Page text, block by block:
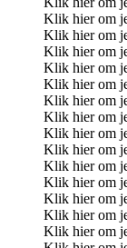
Klik hier om
Klik hier om
Klik hier om
Klik hier om
Klik hier om
Klik hier om
Klik hier om
Klik hier om
Klik hier om
Klik hier om
Klik hier om
Klik hier om
Klik hier om
Klik hier om